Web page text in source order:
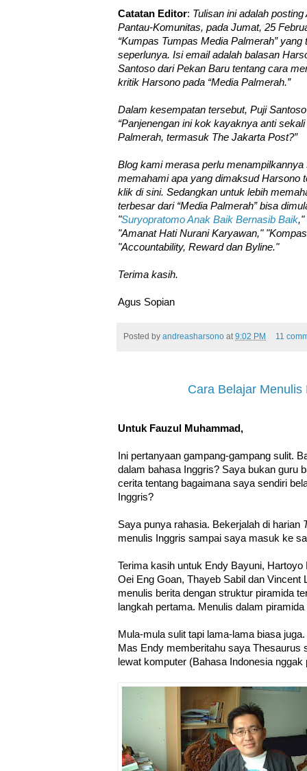
Catatan Editor: Tulisan ini adalah
Pantau-Komunitas, pada Jumat, 25
“Kumpas Tumpas Media Palmerah”
seperlunya. Isi email adalah balasan
Santoso dari Pekan Baru tentang cara
kritik Harsono pada “Media Palmerah.”
Dalam kesempatan tersebut, Puji
“Panjenengan ini kok kayaknya anti
Palmerah, termasuk The Jakarta Post?”
Blog kami merasa perlu
memahami apa yang dimaksud Harsono
klik di sini. Sedangkan untuk lebih
terbesar dari “Media Palmerah” bisa
"Suryopratomo Anak Baik Bernasib Baik,"
"Amanat Hati Nurani Karyawan,"
"Accountability, Reward dan Byline."
Terima kasih.
Agus Sopian
Posted by andreasharsono at 9:02 PM 11
Cara Belajar Menulis
Untuk Fauzul Muhammad,
Ini pertanyaan gampang-gampang sulit.
dalam bahasa Inggris? Saya bukan guru
cerita tentang bagaimana saya sendiri
Inggris?
Saya punya rahasia. Bekerjalah di harian
menulis Inggris sampai saya masuk ke
Terima kasih untuk Endy Bayuni,
Oei Eng Goan, Thayeb Sabil dan Vincent
menulis berita dengan struktur piramida
langkah pertama. Menulis dalam piramida
Mula-mula sulit tapi lama-lama biasa
Mas Endy memberitahu saya Thesaurus
lewat komputer (Bahasa Indonesia nggak